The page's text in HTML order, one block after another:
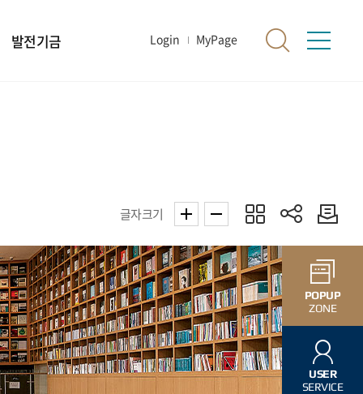
발전기금 Login MyPage
글자크기
POPUP
ZONE
USER
SERVICE